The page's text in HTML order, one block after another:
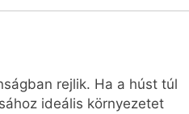
rejlik. Ha a húst túl
ideális környezetet